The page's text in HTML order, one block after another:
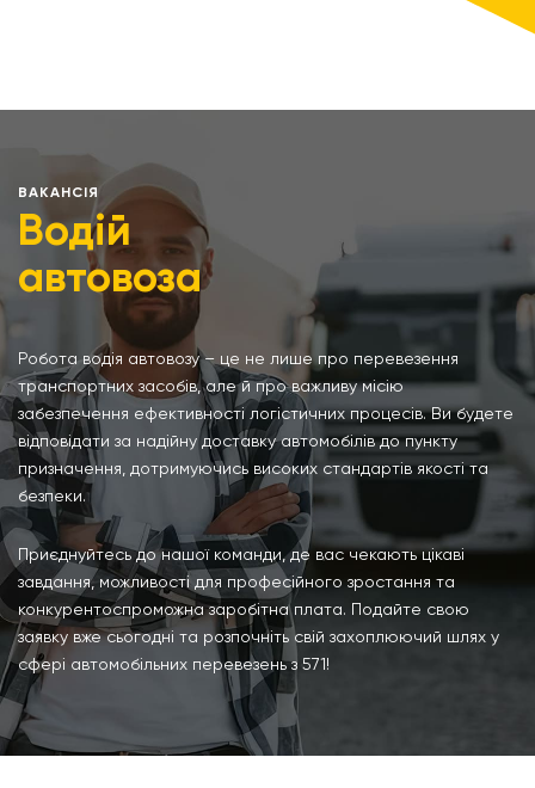
ВАКАНСІЯ
Водій
автовоза
Робота водія автовозу – це не лише про перевезення
транспортних засобів, але й про важливу місію
забезпечення ефективності логістичних процесів. Ви будете
відповідати за надійну доставку автомобілів до пункту
призначення, дотримуючись високих стандартів якості та
безпеки.
Приєднуйтесь до нашої команди, де вас чекають цікаві
завдання, можливості для професійного зростання та
конкурентоспроможна заробітна плата. Подайте свою
заявку вже сьогодні та розпочніть свій захоплюючий шлях у
сфері автомобільних перевезень з 571!